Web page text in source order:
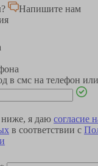
Напишите нам
в смс на телефон
я даю согласие
в соответствии с